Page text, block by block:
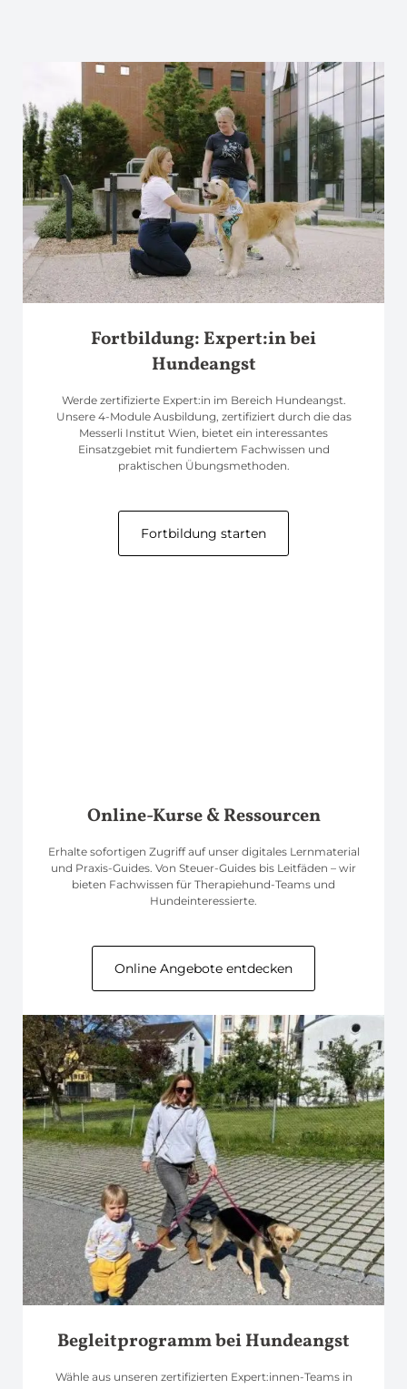
Fortbildung: Expert:in bei
Hundeangst
Werde zertifizierte Expert:in im Bereich Hundeangst.
Unsere 4-Module Ausbildung, zertifiziert durch die das
Messerli Institut Wien, bietet ein interessantes
Einsatzgebiet mit fundiertem Fachwissen und
praktischen Übungsmethoden.
Fortbildung starten
Online-Kurse & Ressourcen
Erhalte sofortigen Zugriff auf unser digitales Lernmaterial
und Praxis-Guides. Von Steuer-Guides bis Leitfäden – wir
bieten Fachwissen für Therapiehund-Teams und
Hundeinteressierte.
Online Angebote entdecken
Begleitprogramm bei Hundeangst
Wähle aus unseren zertifizierten Expert:innen-Teams in